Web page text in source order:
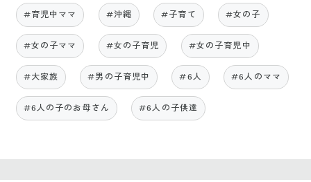
#育児中ママ #沖縄 #子育て #女の子
#女の子ママ #女の子育児 #女の子育児中
#大家族 #男の子育児中 #6人 #6人のママ
#6人の子のお母さん #6人の子供達